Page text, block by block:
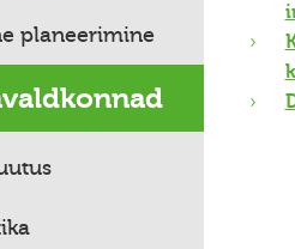
planeerimine